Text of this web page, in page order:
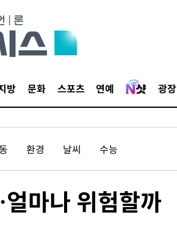
방 문화 스포츠 연예 광장
환경 날씨 수능
마나 위험할까